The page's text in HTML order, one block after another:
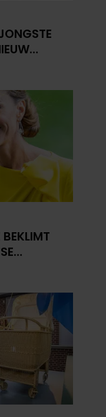
BEKLIMT